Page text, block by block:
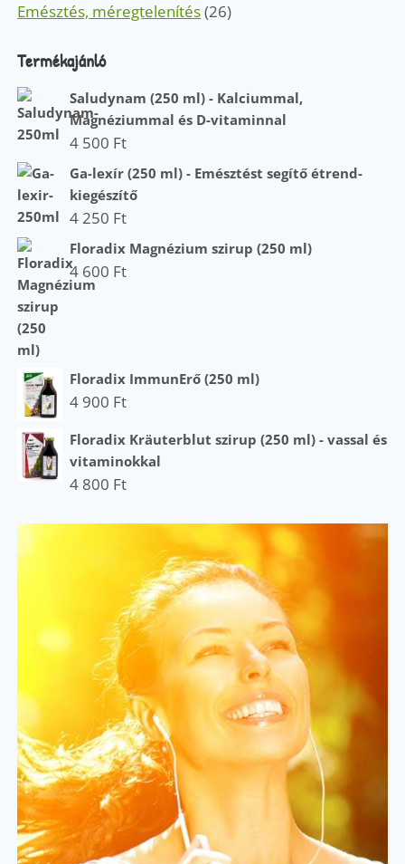
Emésztés, méregtelenítés(26)
Termékajánló
Saludynam (250 ml) - Kalciummal,
Magnéziummal és D-vitaminnal
4 500 Ft
Ga-lexír (250 ml) - Emésztést segítő étrend-
kiegészítő
4 250 Ft
Floradix Magnézium szirup (250 ml)
4 600 Ft
Floradix ImmunErő (250 ml)
4 900 Ft
Floradix Kräuterblut szirup (250 ml) - vassal és
vitaminokkal
4 800 Ft